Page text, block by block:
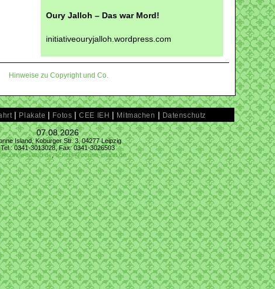
Oury Jalloh – Das war Mord!
initiativeouryjalloh.wordpress.com
Hinweise zu Copyright und Co.
| Plakate | Fotos |CEE IEH | Mitmachen | Datenschutz
07.08.2026
Island, Koburger Str. 3, 04277 Leipzig
Tel.: 0341-3013028, Fax: 0341-3026503
island.de,tickets@conne-island.de